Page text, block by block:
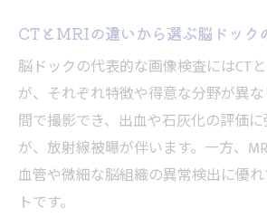
CTとMRIの違いから選ぶ脳ドック
脳ドックの代表的な画像検査にはCT
が、それぞれ特徴や得意な分野が異
間で撮影でき、出血や石灰化の評価
が、放射線被曝が伴います。一方、
血管や微細な脳組織の異常検出に優
トです。